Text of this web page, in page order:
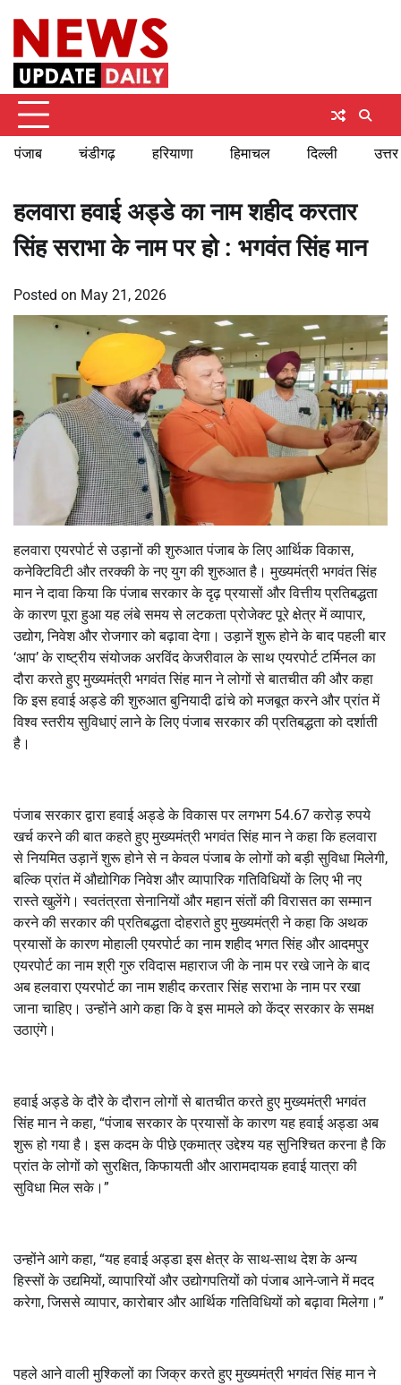
content
पंजाब चंडीगढ़ हरियाणा हिमाचल दिल्ली
हलवारा हवाई अड्डे का नाम शहीद करतार
सिंह सराभा के नाम पर हो : भगवंत सिंह मान
Posted on May 21, 2026
हलवारा एयरपोर्ट से उड़ानों की शुरुआत पंजाब के लिए आर्थिक विकास,
कनेक्टिविटी और तरक्की के नए युग की शुरुआत है। मुख्यमंत्री भगवंत सिंह
मान ने दावा किया कि पंजाब सरकार के दृढ़ प्रयासों और वित्तीय प्रतिबद्धता
के कारण पूरा हुआ यह लंबे समय से लटकता प्रोजेक्ट पूरे क्षेत्र में व्यापार,
उद्योग, निवेश और रोजगार को बढ़ावा देगा। उड़ानें शुरू होने के बाद पहली बार
‘आप’ के राष्ट्रीय संयोजक अरविंद केजरीवाल के साथ एयरपोर्ट टर्मिनल का
दौरा करते हुए मुख्यमंत्री भगवंत सिंह मान ने लोगों से बातचीत की और कहा
कि इस हवाई अड्डे की शुरुआत बुनियादी ढांचे को मजबूत करने और प्रांत में
विश्व स्तरीय सुविधाएं लाने के लिए पंजाब सरकार की प्रतिबद्धता को दर्शाती
है।
पंजाब सरकार द्वारा हवाई अड्डे के विकास पर लगभग 54.67 करोड़ रुपये
खर्च करने की बात कहते हुए मुख्यमंत्री भगवंत सिंह मान ने कहा कि हलवारा
से नियमित उड़ानें शुरू होने से न केवल पंजाब के लोगों को बड़ी सुविधा मिलेगी,
बल्कि प्रांत में औद्योगिक निवेश और व्यापारिक गतिविधियों के लिए भी नए
रास्ते खुलेंगे। स्वतंत्रता सेनानियों और महान संतों की विरासत का सम्मान
करने की सरकार की प्रतिबद्धता दोहराते हुए मुख्यमंत्री ने कहा कि अथक
प्रयासों के कारण मोहाली एयरपोर्ट का नाम शहीद भगत सिंह और आदमपुर
एयरपोर्ट का नाम श्री गुरु रविदास महाराज जी के नाम पर रखे जाने के बाद
अब हलवारा एयरपोर्ट का नाम शहीद करतार सिंह सराभा के नाम पर रखा
जाना चाहिए। उन्होंने आगे कहा कि वे इस मामले को केंद्र सरकार के समक्ष
उठाएंगे।
हवाई अड्डे के दौरे के दौरान लोगों से बातचीत करते हुए मुख्यमंत्री भगवंत
सिंह मान ने कहा, “पंजाब सरकार के प्रयासों के कारण यह हवाई अड्डा अब
शुरू हो गया है। इस कदम के पीछे एकमात्र उद्देश्य यह सुनिश्चित करना है कि
प्रांत के लोगों को सुरक्षित, किफायती और आरामदायक हवाई यात्रा की
सुविधा मिल सके।”
उन्होंने आगे कहा, “यह हवाई अड्डा इस क्षेत्र के साथ-साथ देश के अन्य
हिस्सों के उद्यमियों, व्यापारियों और उद्योगपतियों को पंजाब आने-जाने में मदद
करेगा, जिससे व्यापार, कारोबार और आर्थिक गतिविधियों को बढ़ावा मिलेगा।”
पहले आने वाली मुश्किलों का जिक्र करते हुए मुख्यमंत्री भगवंत सिंह मान ने